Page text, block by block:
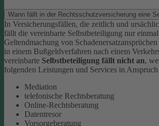
Wann fällt in der Rechtsschutzversicherung eine
In Versicherungsfällen, die zeitlich und
fällt die vereinbarte Selbstbeteiligung nur
Geltendmachung von
in einem Bußgeldverfahren nach einem
vereinbarte Selbstbeteiligung fällt nicht an,
folgenden Leistungen und Services in Anspruch
Mediation
telefonische Rechtsberatung
Online-Rechtsberatung
Datentresor
Vorsorgeberatung